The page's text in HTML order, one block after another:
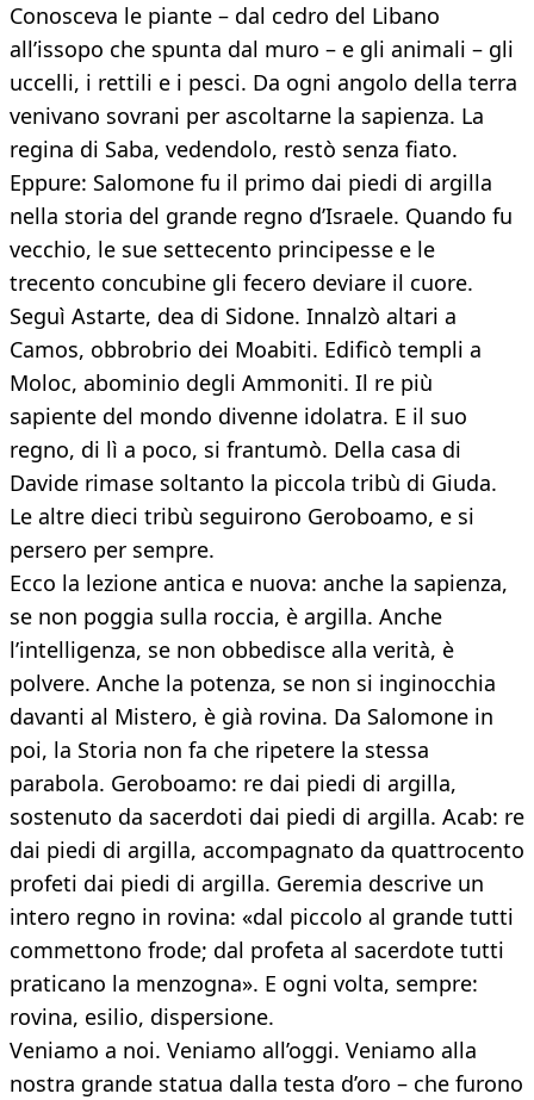
Conosceva le piante – dal cedro del Libano
all’issopo che spunta dal muro – e gli animali – gli
uccelli, i rettili e i pesci. Da ogni angolo della terra
venivano sovrani per ascoltarne la sapienza. La
regina di Saba, vedendolo, restò senza fiato.
Eppure: Salomone fu il primo dai piedi di argilla
nella storia del grande regno d’Israele. Quando fu
vecchio, le sue settecento principesse e le
trecento concubine gli fecero deviare il cuore.
Seguì Astarte, dea di Sidone. Innalzò altari a
Camos, obbrobrio dei Moabiti. Edificò templi a
Moloc, abominio degli Ammoniti. Il re più
sapiente del mondo divenne idolatra. E il suo
regno, di lì a poco, si frantumò. Della casa di
Davide rimase soltanto la piccola tribù di Giuda.
Le altre dieci tribù seguirono Geroboamo, e si
persero per sempre.
Ecco la lezione antica e nuova: anche la sapienza,
se non poggia sulla roccia, è argilla. Anche
l’intelligenza, se non obbedisce alla verità, è
polvere. Anche la potenza, se non si inginocchia
davanti al Mistero, è già rovina. Da Salomone in
poi, la Storia non fa che ripetere la stessa
parabola. Geroboamo: re dai piedi di argilla,
sostenuto da sacerdoti dai piedi di argilla. Acab: re
dai piedi di argilla, accompagnato da quattrocento
profeti dai piedi di argilla. Geremia descrive un
intero regno in rovina: «dal piccolo al grande tutti
commettono frode; dal profeta al sacerdote tutti
praticano la menzogna». E ogni volta, sempre:
rovina, esilio, dispersione.
Veniamo a noi. Veniamo all’oggi. Veniamo alla
nostra grande statua dalla testa d’oro – che furono